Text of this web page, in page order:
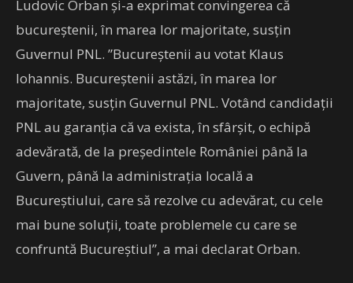
Ludovic Orban şi-a exprimat convingerea că
bucureştenii, în marea lor majoritate, susţin
Guvernul PNL. ”Bucureştenii au votat Klaus
Iohannis. Bucureştenii astăzi, în marea lor
majoritate, susţin Guvernul PNL. Votând candidaţii
PNL au garanţia că va exista, în sfârşit, o echipă
adevărată, de la preşedintele României până la
Guvern, până la administraţia locală a
Bucureştiului, care să rezolve cu adevărat, cu cele
mai bune soluţii, toate problemele cu care se
confruntă Bucureştiul”, a mai declarat Orban.